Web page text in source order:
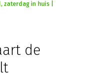
zaterdag in huis |
de